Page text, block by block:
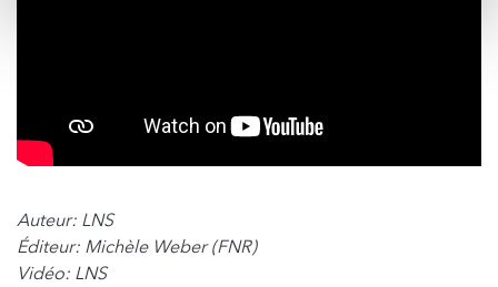
Auteur: LNS
Éditeur: Michèle Weber (FNR)
Vidéo: LNS